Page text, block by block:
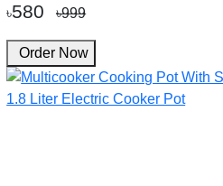
৳580 ৳999
Order Now